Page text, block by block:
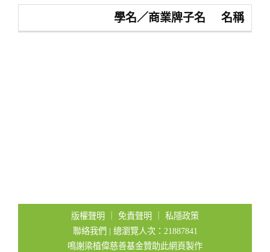
i
學名／商業牌子名 名稱
版權聲明 免責聲明
私隱政策
聯絡我們 | 總瀏覽人次：21887841
鳴謝梁植偉慈善基金贊助此網頁製作